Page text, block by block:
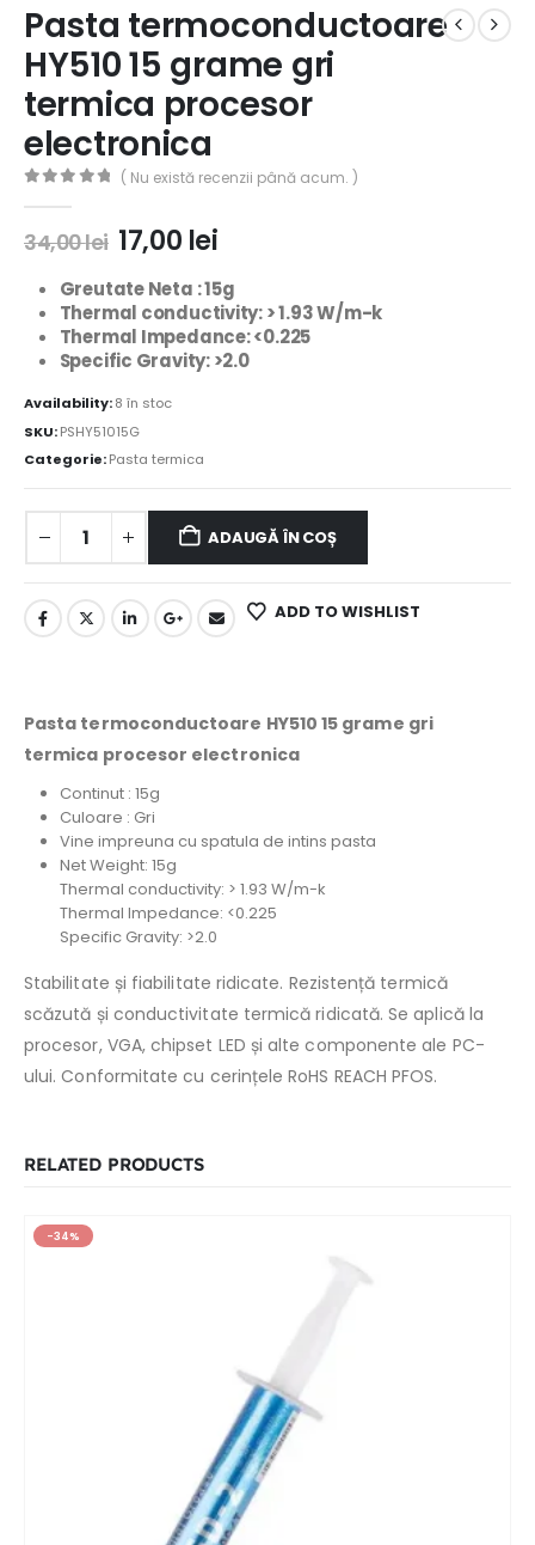
Pasta termoconductoare
HY510 15 grame gri
termica procesor
electronica
( Nu există recenzii până acum. )
34,00lei 17,00 lei
Greutate Neta : 15g
Thermal conductivity: > 1.93 W/m-k
Thermal Impedance: <0.225
Specific Gravity: >2.0
Availability:8 în stoc
SKU:PSHY51015G
Categorie:Pasta termica
ADAUGĂ ÎN COȘ
ADD TO WISHLIST
Pasta termoconductoare HY510 15 grame gri
termica procesor electronica
Continut : 15g
Culoare : Gri
Vine impreuna cu spatula de intins pasta
Net Weight: 15g
Thermal conductivity: > 1.93 W/m-k
Thermal Impedance: <0.225
Specific Gravity: >2.0
Stabilitate și fiabilitate ridicate. Rezistență termică
scăzută și conductivitate termică ridicată. Se aplică la
procesor, VGA, chipset LED și alte componente ale PC-
ului. Conformitate cu cerințele RoHS REACH PFOS.
RELATED PRODUCTS
-34%